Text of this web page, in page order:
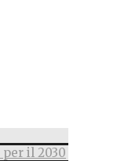
il 2030